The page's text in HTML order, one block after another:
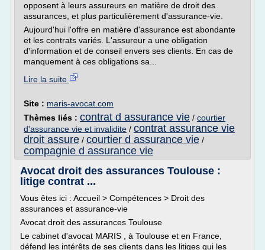
opposent à leurs assureurs en matière de droit des
assurances, et plus particulièrement d'assurance-vie.
Aujourd'hui l'offre en matière d'assurance est abondante
et les contrats variés. L'assureur a une obligation
d'information et de conseil envers ses clients. En cas de
manquement à ces obligations sa...
Lire la suite
Site : maris-avocat.com
Thèmes liés : contrat d assurance vie / courtier
d'assurance vie et invalidite / contrat assurance vie
droit assure / courtier d assurance vie /
compagnie d assurance vie
Avocat droit des assurances Toulouse :
litige contrat ...
Vous êtes ici : Accueil > Compétences > Droit des
assurances et assurance-vie
Avocat droit des assurances Toulouse
Le cabinet d'avocat MARIS , à Toulouse et en France,
défend les intérêts de ses clients dans les litiges qui les